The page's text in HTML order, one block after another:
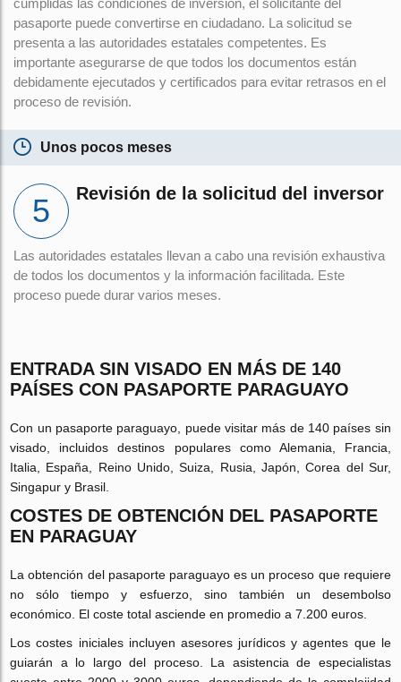
cumplidas las condiciones de inversión, el solicitante del
pasaporte puede convertirse en ciudadano. La solicitud se
presenta a las autoridades estatales competentes. Es
importante asegurarse de que todos los documentos están
debidamente ejecutados y certificados para evitar retrasos en el
proceso de revisión.
Unos pocos meses
Revisión de la solicitud del inversor
Las autoridades estatales llevan a cabo una revisión exhaustiva
de todos los documentos y la información facilitada. Este
proceso puede durar varios meses.
ENTRADA SIN VISADO EN MÁS DE 140
PAÍSES CON PASAPORTE PARAGUAYO
Con un pasaporte paraguayo, puede visitar más de 140 países sin
visado, incluidos destinos populares como Alemania, Francia,
Italia, España, Reino Unido, Suiza, Rusia, Japón, Corea del Sur,
Singapur y Brasil.
COSTES DE OBTENCIÓN DEL PASAPORTE
EN PARAGUAY
La obtención del pasaporte paraguayo es un proceso que requiere
no sólo tiempo y esfuerzo, sino también un desembolso
económico. El coste total asciende en promedio a 7.200 euros.
Los costes iniciales incluyen asesores jurídicos y agentes que le
guiarán a lo largo del proceso. La asistencia de especialistas